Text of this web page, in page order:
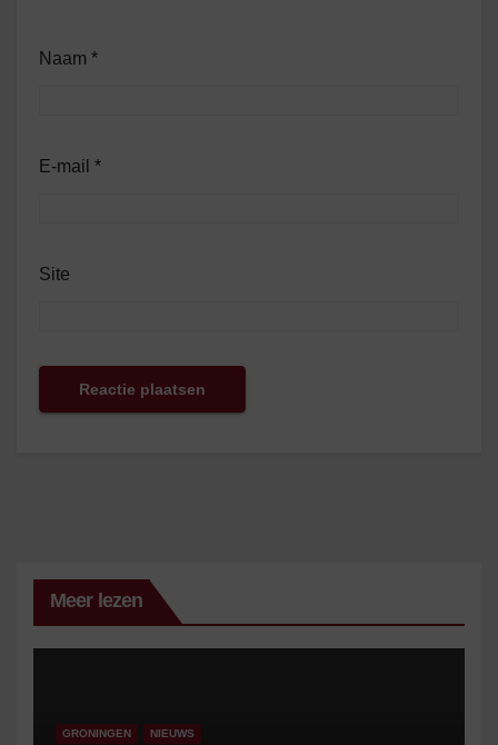
Naam *
E-mail *
Site
Meer lezen
GRONINGEN NIEUWS